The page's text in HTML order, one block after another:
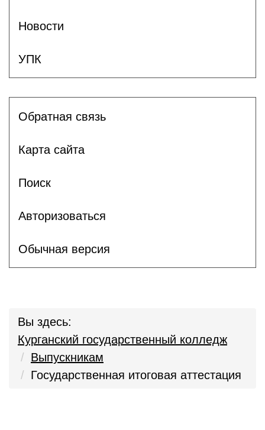
Новости
УПК
Обратная связь
Карта сайта
Поиск
Авторизоваться
Обычная версия
Вы здесь:
Курганский государственный колледж
Выпускникам
Государственная итоговая аттестация